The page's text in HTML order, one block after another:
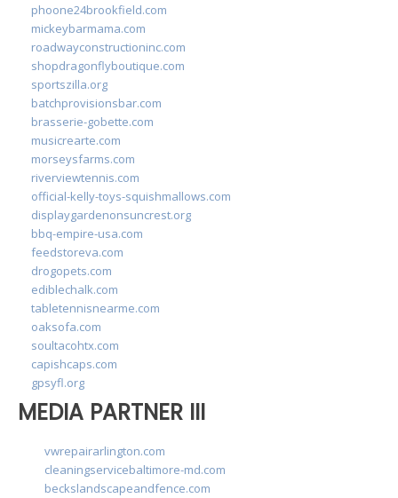
phoone24brookfield.com
mickeybarmama.com
roadwayconstructioninc.com
shopdragonflyboutique.com
sportszilla.org
batchprovisionsbar.com
brasserie-gobette.com
musicrearte.com
morseysfarms.com
riverviewtennis.com
official-kelly-toys-squishmallows.com
displaygardenonsuncrest.org
bbq-empire-usa.com
feedstoreva.com
drogopets.com
ediblechalk.com
tabletennisnearme.com
oaksofa.com
soultacohtx.com
capishcaps.com
gpsyfl.org
MEDIA PARTNER III
vwrepairarlington.com
cleaningservicebaltimore-md.com
beckslandscapeandfence.com